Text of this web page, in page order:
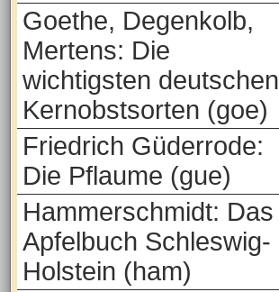
Goethe, Degenkolb,
Mertens: Die
wichtigsten deutschen
Kernobstsorten (goe)
Friedrich Güderrode:
Die Pflaume (gue)
Hammerschmidt: Das
Apfelbuch Schleswig-
Holstein (ham)